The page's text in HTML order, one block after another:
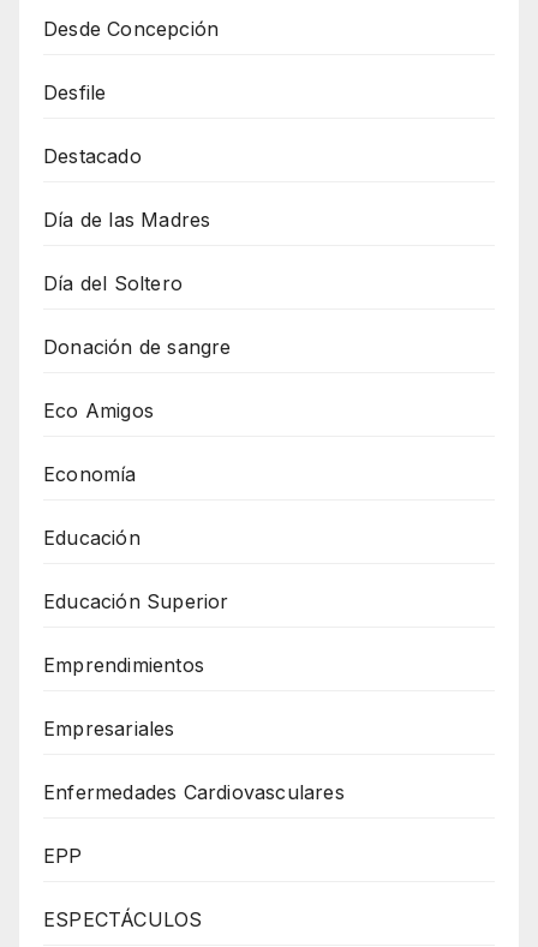
Desde Concepción
Desfile
Destacado
Día de las Madres
Día del Soltero
Donación de sangre
Eco Amigos
Economía
Educación
Educación Superior
Emprendimientos
Empresariales
Enfermedades Cardiovasculares
EPP
ESPECTÁCULOS